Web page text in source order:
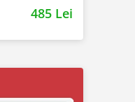
485 Lei